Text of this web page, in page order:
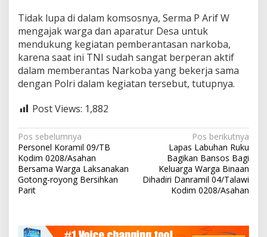
n
Tidak lupa di dalam komsosnya, Serma P Arif W
mengajak warga dan aparatur Desa untuk
mendukung kegiatan pemberantasan narkoba,
karena saat ini TNI sudah sangat berperan aktif
dalam memberantas Narkoba yang bekerja sama
dengan Polri dalam kegiatan tersebut, tutupnya.
Post Views: 1,882
N
a
v
i
a
Pos sebelumnya
Personel Koramil 09/TB
Kodim 0208/Asahan
Bersama Warga Laksanakan
Gotong-royong Bersihkan
Parit
Pos berikutnya
Lapas Labuhan Ruku
Bagikan Bansos Bagi
Keluarga Warga Binaan
Dihadiri Danramil 04/Talawi
Kodim 0208/Asahan